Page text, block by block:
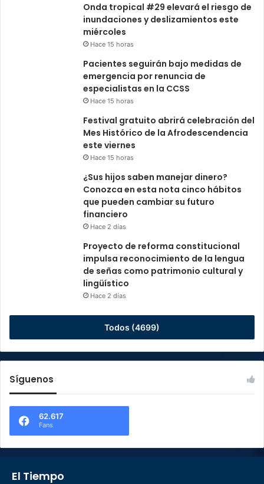
Onda tropical #29 elevará el riesgo de
inundaciones y deslizamientos este
miércoles
Hace 15 horas
Pacientes seguirán bajo medidas de
emergencia por renuncia de
especialistas en la CCSS
Hace 15 horas
Festival gratuito abrirá celebración del
Mes Histórico de la Afrodescendencia
este viernes
Hace 15 horas
¿Sus hijos saben manejar dinero?
Conozca en esta nota cinco hábitos
que pueden cambiar su futuro
financiero
Hace 2 días
Proyecto de reforma constitucional
impulsa reconocimiento de la lengua
de señas como patrimonio cultural y
lingüístico
Hace 2 días
Todos (4699)
Síguenos
62.617
Fans
El Tiempo